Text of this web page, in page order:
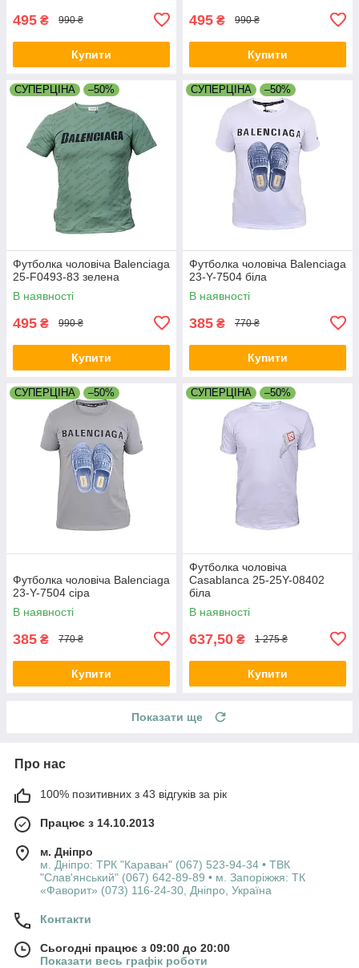
495 ₴ 990 ₴
Купити
495 ₴ 990 ₴
Купити
СУПЕРЦІНА –50%
Футболка чоловіча Balenciaga
25-F0493-83 зелена
В наявності
495 ₴ 990 ₴
Купити
СУПЕРЦІНА –50%
Футболка чоловіча Balenciaga
23-Y-7504 біла
В наявності
385 ₴ 770 ₴
Купити
СУПЕРЦІНА –50%
Футболка чоловіча Balenciaga
23-Y-7504 сіра
В наявності
385 ₴ 770 ₴
Купити
СУПЕРЦІНА –50%
Футболка чоловіча
Casablanca 25-25Y-08402
біла
В наявності
637,50 ₴ 1 275 ₴
Купити
Показати ще
Про нас
100% позитивних з 43 відгуків за рік
Працює з 14.10.2013
м. Дніпро
м. Дніпро: ТРК "Караван" (067) 523-94-34 • ТВК
"Слав'янський" (067) 642-89-89 • м. Запоріжжя: ТК
«Фаворит» (073) 116-24-30, Дніпро, Україна
Контакти
Сьогодні працює з 09:00 до 20:00
Показати весь графік роботи